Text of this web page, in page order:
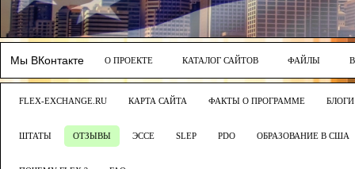
Мы ВКонтакте О ПРОЕКТЕ КАТАЛОГ САЙТОВ ФАЙЛЫ
FLEX-EXCHANGE.RU КАРТА САЙТА ФАКТЫ О ПРОГРАММЕ
ШТАТЫ ОТЗЫВЫ ЭССЕ SLEP PDO ОБРАЗОВАНИЕ В США